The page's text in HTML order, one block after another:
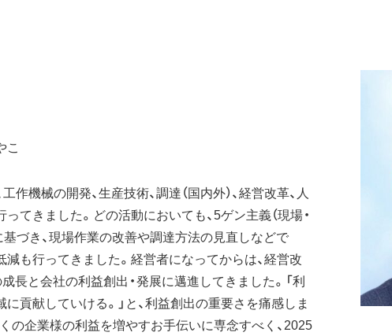
こ
作機械の開発、生産技術、調達（国内外）、経営改革、人
てきました。どの活動においても、5ゲン主義（現場・
基づき、現場作業の改善や調達方法の見直しなどで
も行ってきました。経営者になってからは、経営改
長と会社の利益創出・発展に邁進してきました。「利
貢献していける。」と、利益創出の重要さを痛感しま
の企業様の利益を増やすお手伝いに専念すべく、2025